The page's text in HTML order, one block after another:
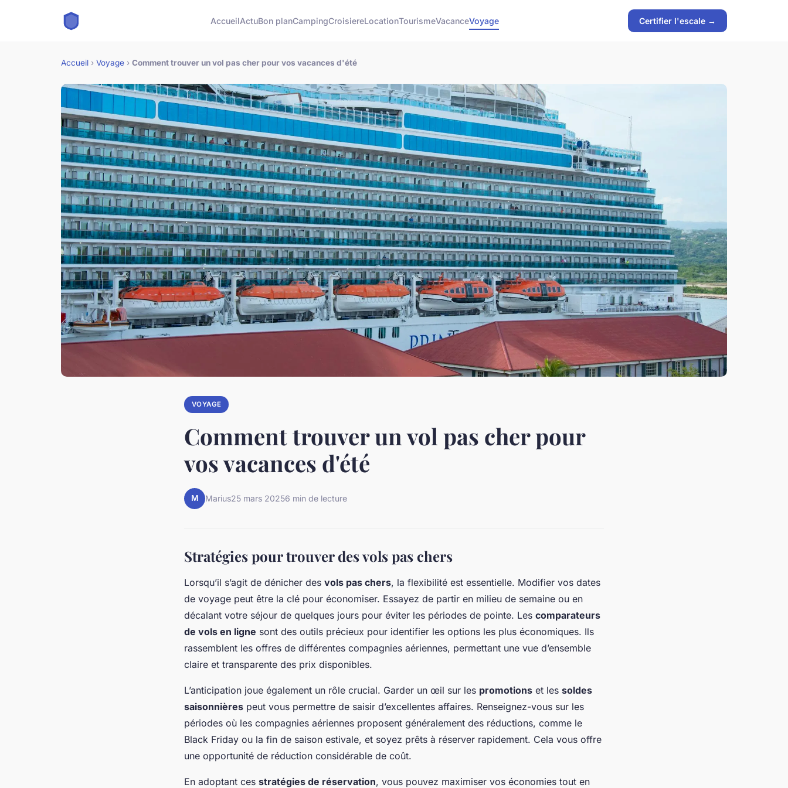
AccueilActuBon planCampingCroisiereLocationTourismeVacanceVoyage Certifier l'escale →
Accueil › Voyage › Comment trouver un vol pas cher pour vos vacances d'été
VOYAGE
Comment trouver un vol pas cher pour
vos vacances d'été
M Marius25 mars 20256 min de lecture
Stratégies pour trouver des vols pas chers
Lorsqu’il s’agit de dénicher des vols pas chers, la flexibilité est essentielle. Modifier vos dates
de voyage peut être la clé pour économiser. Essayez de partir en milieu de semaine ou en
décalant votre séjour de quelques jours pour éviter les périodes de pointe. Les comparateurs
de vols en ligne sont des outils précieux pour identifier les options les plus économiques. Ils
rassemblent les offres de différentes compagnies aériennes, permettant une vue d’ensemble
claire et transparente des prix disponibles.
L’anticipation joue également un rôle crucial. Garder un œil sur les promotions et les soldes
saisonnières peut vous permettre de saisir d’excellentes affaires. Renseignez-vous sur les
périodes où les compagnies aériennes proposent généralement des réductions, comme le
Black Friday ou la fin de saison estivale, et soyez prêts à réserver rapidement. Cela vous offre
une opportunité de réduction considérable de coût.
En adoptant ces stratégies de réservation, vous pouvez maximiser vos économies tout en